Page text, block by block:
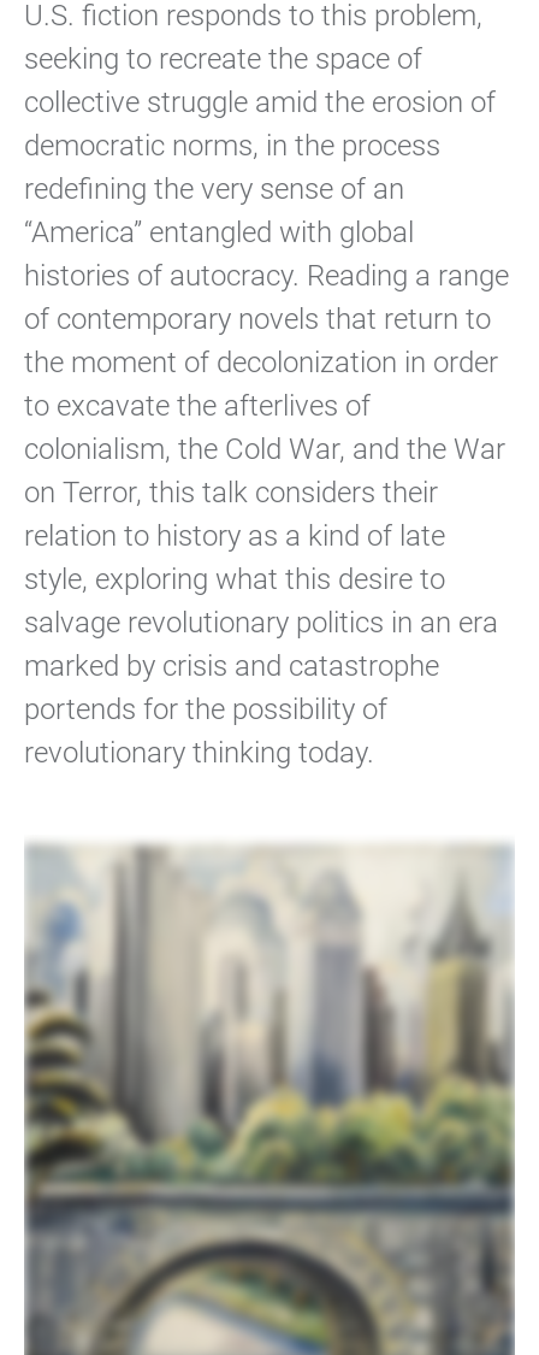
U.S. fiction responds to this problem,
seeking to recreate the space of
collective struggle amid the erosion of
democratic norms, in the process
redefining the very sense of an
“America” entangled with global
histories of autocracy. Reading a range
of contemporary novels that return to
the moment of decolonization in order
to excavate the afterlives of
colonialism, the Cold War, and the War
on Terror, this talk considers their
relation to history as a kind of late
style, exploring what this desire to
salvage revolutionary politics in an era
marked by crisis and catastrophe
portends for the possibility of
revolutionary thinking today.